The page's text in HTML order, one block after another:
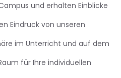
und erhalten Einblicke
Eindruck von unseren
im Unterricht und auf dem
für Ihre individuellen